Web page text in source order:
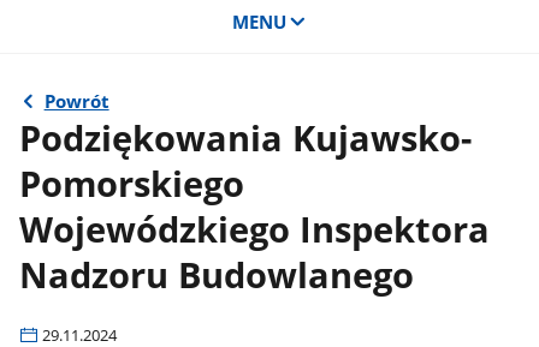
MENU
Powrót
Podziękowania Kujawsko-
Pomorskiego
Wojewódzkiego Inspektora
Nadzoru Budowlanego
29.11.2024